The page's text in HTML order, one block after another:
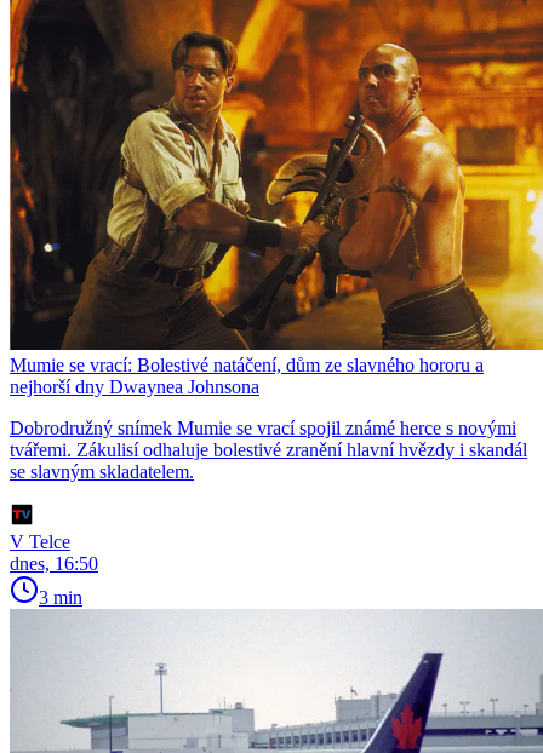
Mumie se vrací: Bolestivé natáčení, dům ze slavného hororu a
nejhorší dny Dwaynea Johnsona
Dobrodružný snímek Mumie se vrací spojil známé herce s novými
tvářemi. Zákulisí odhaluje bolestivé zranění hlavní hvězdy i skandál
se slavným skladatelem.
V Telce
dnes, 16:50
3 min